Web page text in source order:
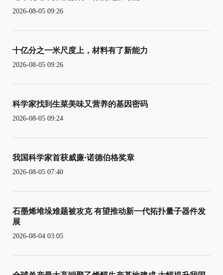
2026-08-05 09:26
十亿分之一米尺度上，材料有了新能力
2026-08-05 09:26
科学家找到生菜美味又营养的基因密码
2026-08-05 09:24
我国科学家首获威廉·诺德伯格奖章
2026-08-05 07:40
石墨烯堆垛难题被攻克 有望推动新一代拓扑量子器件发
展
2026-08-04 03:05